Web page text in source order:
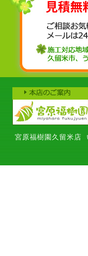
宮原福樹園久留米